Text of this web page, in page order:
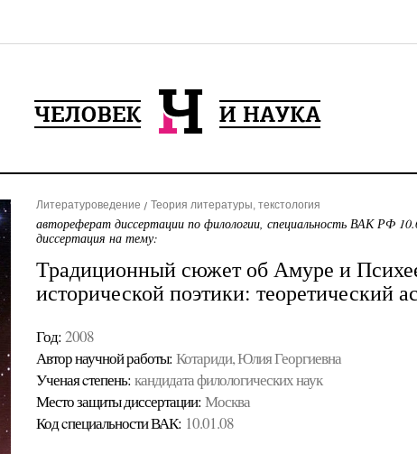
Литературоведение Теория литературы, текстология
автореферат диссертации по филологии, специальность ВАК РФ
диссертация на тему:
Традиционный сюжет об Амуре и
исторической поэтики: теоретический
Год: 2008
Автор научной работы: Котариди, Юлия Георгиевна
Ученая cтепень: кандидата филологических наук
Место защиты диссертации: Москва
Код cпециальности ВАК: 10.01.08